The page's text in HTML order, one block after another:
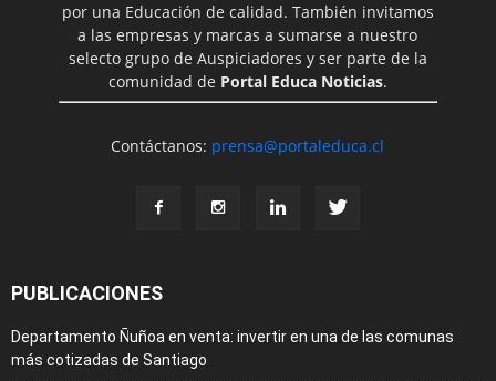
por una Educación de calidad. También invitamos
a las empresas y marcas a sumarse a nuestro
selecto grupo de Auspiciadores y ser parte de la
comunidad de Portal Educa Noticias.
Contáctanos: prensa@portaleduca.cl
PUBLICACIONES
Departamento Ñuñoa en venta: invertir en una de las comunas
más cotizadas de Santiago